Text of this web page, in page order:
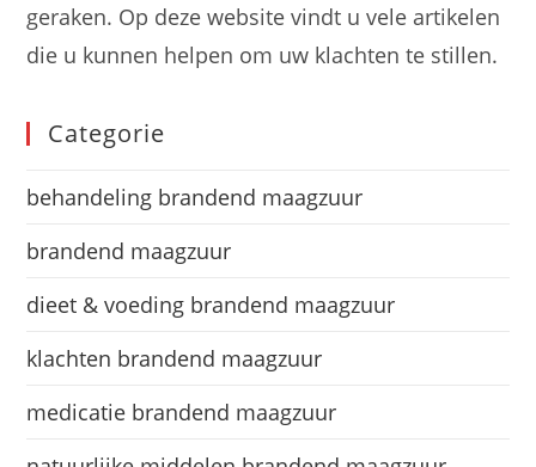
geraken. Op deze website vindt u vele artikelen
die u kunnen helpen om uw klachten te stillen.
Categorie
behandeling brandend maagzuur
brandend maagzuur
dieet & voeding brandend maagzuur
klachten brandend maagzuur
medicatie brandend maagzuur